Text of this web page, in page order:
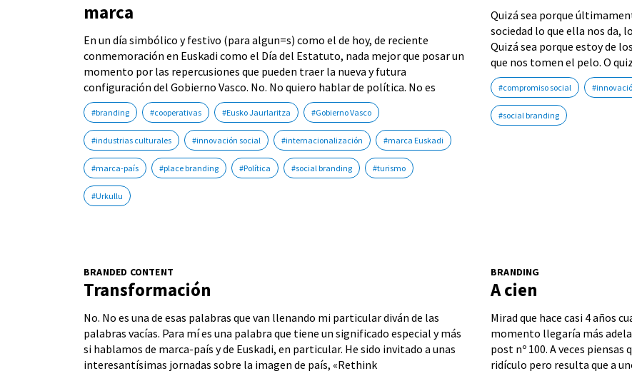
marca
En un día simbólico y festivo (para algun=s) como el de hoy, de reciente
conmemoración en Euskadi como el Día del Estatuto, nada mejor que posar un
momento por las repercusiones que pueden traer la nueva y futura
configuración del Gobierno Vasco. No. No quiero hablar de política. No es
#branding #cooperativas #Eusko Jaurlaritza #Gobierno Vasco
#industrias culturales #innovación social #internacionalización #marca Euskadi
#marca-país #place branding #Política #social branding #turismo
#Urkullu
Quizá sea porque
sociedad lo que ella nos da,
Quizá sea porque estoy de
que nos tomen el pelo. O
#compromiso social
#social branding
BRANDED CONTENT
Transformación
No. No es una de esas palabras que van llenando mi particular diván de las
palabras vacías. Para mí es una palabra que tiene un significado especial y más
si hablamos de marca-país y de Euskadi, en particular. He sido invitado a unas
interesantísimas jornadas sobre la imagen de país, «Rethink
BRANDING
A cien
Mirad que hace casi 4 años
momento llegaría más
post nº 100. A veces
ridículo pero resulta que a